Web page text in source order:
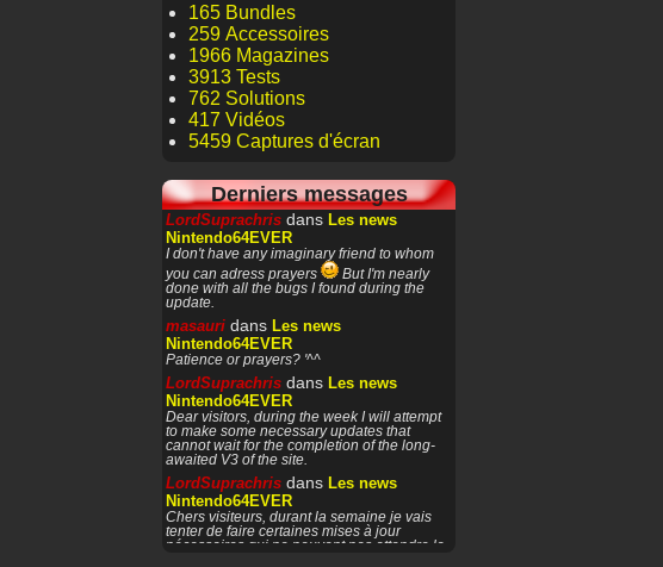
165 Bundles
259 Accessoires
1966 Magazines
3913 Tests
762 Solutions
417 Vidéos
5459 Captures d'écran
Derniers messages
LordSuprachris dans Les news
Nintendo64EVER
I don't have any imaginary friend to whom
you can adress prayers
But I'm nearly
done with all the bugs I found during the
update.
masauri dans Les news
Nintendo64EVER
Patience or prayers? '^^
LordSuprachris dans Les news
Nintendo64EVER
Dear visitors, during the week I will attempt
to make some necessary updates that
cannot wait for the completion of the long-
awaited V3 of the site.
LordSuprachris dans Les news
Nintendo64EVER
Chers visiteurs, durant la semaine je vais
tenter de faire certaines mises à jour
nécessaires qui ne peuvent pas attendre la